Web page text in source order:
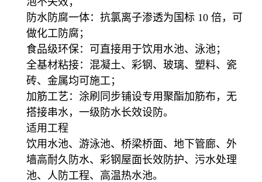
防水防腐一体：抗氯离子渗透为国标 10 倍，可
做化工防腐；
食品级环保：可直接用于饮用水池、泳池；
全基材粘接：混凝土、彩钢、玻璃、塑料、瓷
砖、金属均可施工；
加筋工艺：涂刷同步铺设专用聚酯加筋布，无
搭接串水，一级防水长效设防。
适用工程
饮用水池、游泳池、桥梁桥面、地下管廊、外
墙高耐久防水、彩钢屋面长效防护、污水处理
池、人防工程、高温热水池。